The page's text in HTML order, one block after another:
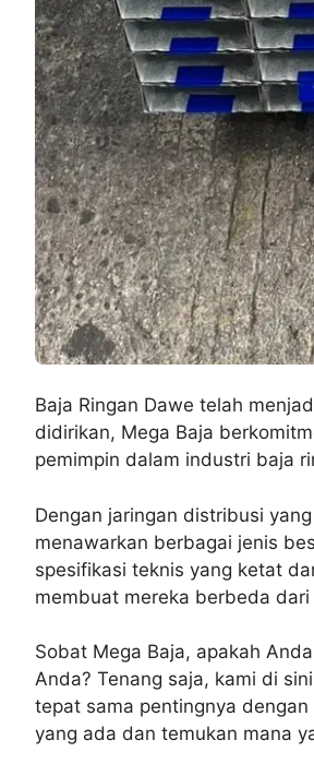
Baja Ringan Dawe telah
didirikan, Mega Baja
pemimpin dalam industri baja
Dengan jaringan distribusi
menawarkan berbagai jenis
spesifikasi teknis yang ketat
membuat mereka berbeda
Sobat Mega Baja, apakah
Anda? Tenang saja, kami di
tepat sama pentingnya
yang ada dan temukan mana